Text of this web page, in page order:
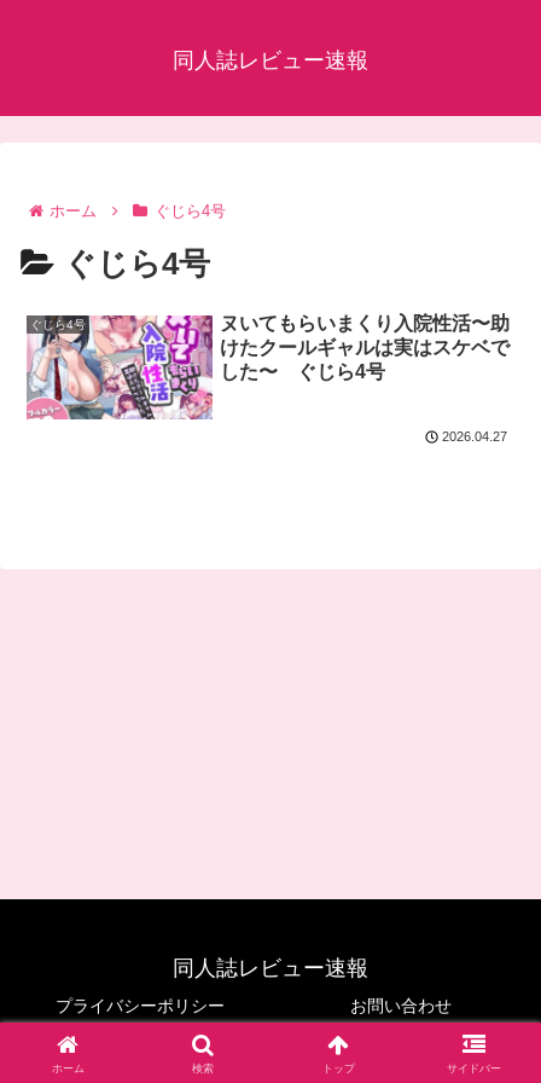
同人誌レビュー速報
ホーム ぐじら4号
ぐじら4号
ぐじら4号
ヌいてもらいまくり入院性活〜助
けたクールギャルは実はスケベで
した〜 ぐじら4号
2026.04.27
同人誌レビュー速報
プライバシーポリシー お問い合わせ
© 2024 同人誌レビュー速報.
ホーム 検索 トップ サイドバー